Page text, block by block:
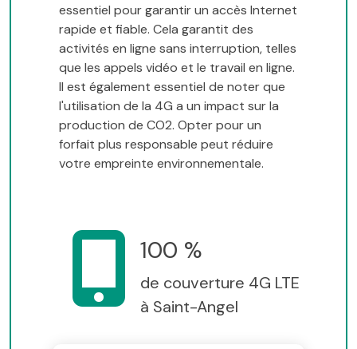
essentiel pour garantir un accès Internet
rapide et fiable. Cela garantit des
activités en ligne sans interruption, telles
que les appels vidéo et le travail en ligne.
Il est également essentiel de noter que
l'utilisation de la 4G a un impact sur la
production de CO2. Opter pour un
forfait plus responsable peut réduire
votre empreinte environnementale.
100 %
de couverture 4G LTE
à Saint-Angel